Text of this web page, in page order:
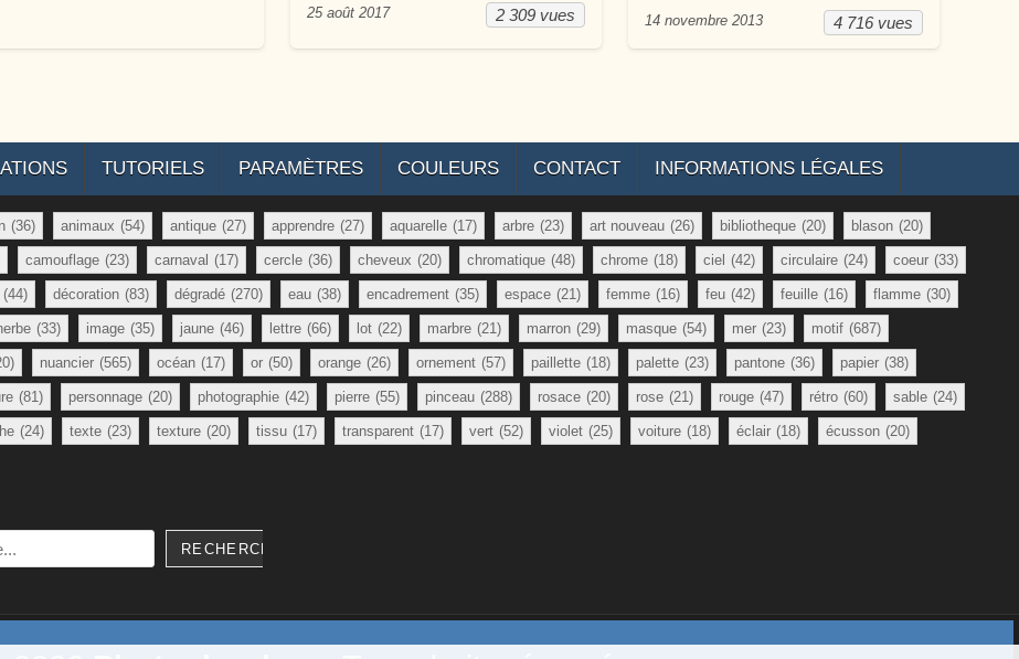
2 309 vues
25 août 2017
4 716 vues
14 novembre 2013
TUTORIELS PARAMÈTRES COULEURS CONTACT INFORMATIONS LÉGALES
(36) animaux (54) antique (27) apprendre (27) aquarelle (17) arbre (23) art nouveau (26) bibliotheque (20) blason (20)
camouflage (23) carnaval (17) cercle (36) cheveux (20) chromatique (48) chrome (18) ciel (42) circulaire (24) coeur (33)
(44) décoration (83) dégradé (270) eau (38) encadrement (35) espace (21) femme (16) feu (42) feuille (16) flamme (30)
(33) image (35) jaune (46) lettre (66) lot (22) marbre (21) marron (29) masque (54) mer (23) motif (687)
nuancier (565) océan (17) or (50) orange (26) ornement (57) paillette (18) palette (23) pantone (36) papier (38)
(81) personnage (20) photographie (42) pierre (55) pinceau (288) rosace (20) rose (21) rouge (47) rétro (60) sable (24)
(24) texte (23) texture (20) tissu (17) transparent (17) vert (52) violet (25) voiture (18) éclair (18) écusson (20)
RECHERCHER